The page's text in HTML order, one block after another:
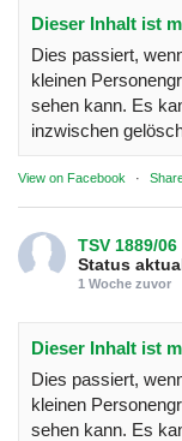
Dieser Inhalt ist
Dies passiert,
kleinen
sehen kann. Es
inzwischen
View on Facebook ·
TSV 1889/
Status
1 Woche zuvor
Dieser Inhalt ist
Dies passiert,
kleinen
sehen kann. Es